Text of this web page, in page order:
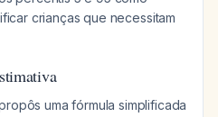
crianças que necessitam
uma fórmula simplificada